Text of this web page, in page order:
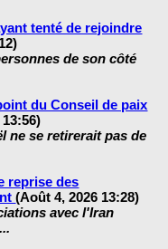
tenté de rejoindre
de son côté
du Conseil de paix
ne se retirerait pas de
reprise des
(Août 4, 2026 13:28)
avec l'Iran